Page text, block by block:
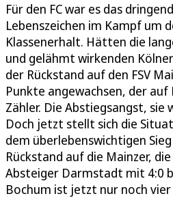
Für den FC war es das
Lebenszeichen im Kampf um
Klassenerhalt. Hätten die
und gelähmt wirkenden
der Rückstand auf den FSV
Punkte angewachsen, der
Zähler. Die Abstiegsangst, sie
Doch jetzt stellt sich die
dem überlebenswichtigen
Rückstand auf die Mainzer,
Absteiger Darmstadt mit 4:0
Bochum ist jetzt nur noch